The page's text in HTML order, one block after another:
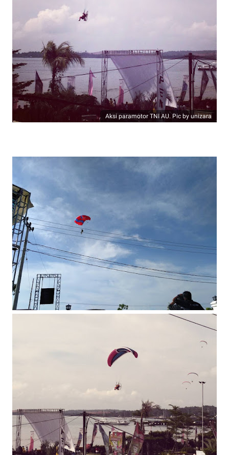
Aksi paramotor TNI AU. Pic by unizara